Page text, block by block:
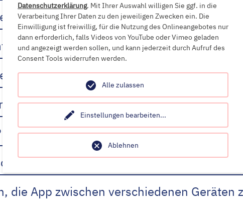
Kindes nicht in der Liste, was soll ich
noch einmal lesen?
Erinnerungen. Wie kann ich sie
der App?
die App zwischen verschiedenen
Datenschutzerklärung. Mit Ihrer Auswahl willigen Sie ggf. in die
Verarbeitung Ihrer Daten zu den jeweiligen Zwecken ein. Die
Einwilligung ist freiwillig, für die Nutzung des Onlineangebotes nur
dann erforderlich, falls Videos von YouTube oder Vimeo geladen
und angezeigt werden sollen, und kann jederzeit durch Aufruf des
Consent Tools widerrufen werden.
Einstellungen bearbeiten...
Ablehnen
Alle zulassen